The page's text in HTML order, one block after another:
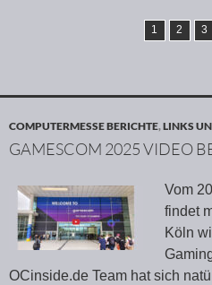
1 2 3
COMPUTERMESSE BERICHTE,LINKS
GAMESCOM 2025 VIDEO
Vom
findet
Köln
OCinside.de Team hat sich